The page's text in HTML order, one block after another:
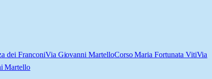
dei FranconiVia Giovanni MartelloCorso Maria Fortunata VitiVia
Martello